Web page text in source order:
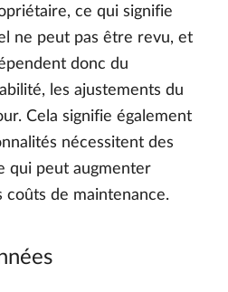
ce qui signifie
ne peut pas être revu, et
donc du
les ajustements du
Cela signifie également
nécessitent des
qui peut augmenter
coûts de maintenance.